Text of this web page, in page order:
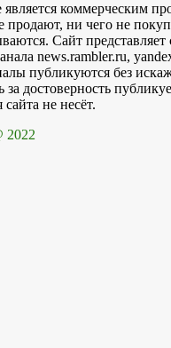
коммерческим
продают, ни чего не
Сайт представляет
news.rambler.ru,
публикуются без
за достоверность
не несёт.
2022